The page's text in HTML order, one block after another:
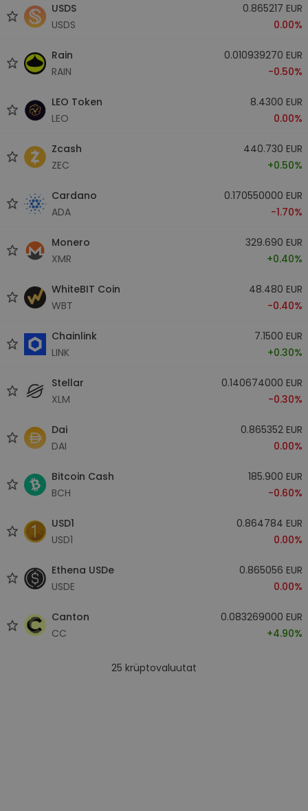
USDS
USDS
0.865217 EUR
0.00%
Rain
RAIN
0.010939270 EUR
-0.50%
LEO Token
LEO
8.4300 EUR
0.00%
Zcash
ZEC
440.730 EUR
+0.50%
Cardano
ADA
0.170550000 EUR
-1.70%
Monero
XMR
329.690 EUR
+0.40%
WhiteBIT Coin
WBT
48.480 EUR
-0.40%
Chainlink
LINK
7.1500 EUR
+0.30%
Stellar
XLM
0.140674000 EUR
-0.30%
Dai
DAI
0.865352 EUR
0.00%
Bitcoin Cash
BCH
185.900 EUR
-0.60%
USD1
USD1
0.864784 EUR
0.00%
Ethena USDe
USDE
0.865056 EUR
0.00%
Canton
CC
0.083269000 EUR
+4.90%
25 krüptovaluutat